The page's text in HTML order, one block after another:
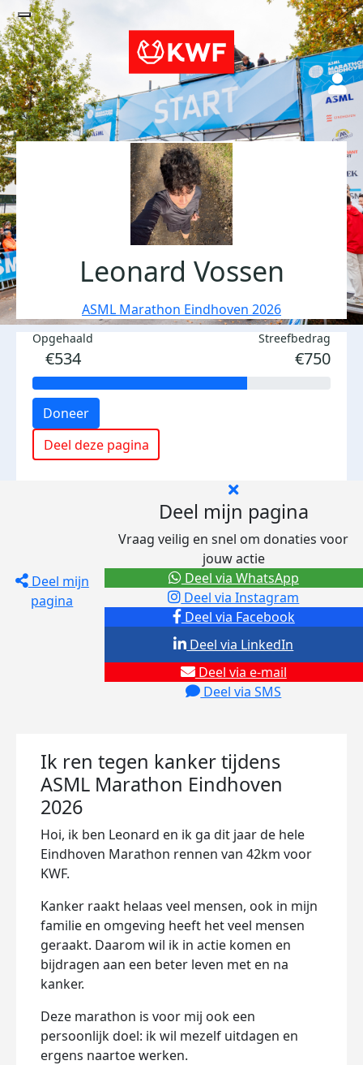
Leonard Vossen
ASML Marathon Eindhoven 2026
Opgehaald
€534
Streefbedrag
€750
Doneer
Deel deze pagina
Deel mijn
pagina
Deel mijn pagina
Vraag veilig en snel om donaties voor
jouw actie
Deel via Facebook
Deel via Instagram
Deel via e-mail
Deel via SMS
Deel via LinkedIn
Deel via WhatsApp
Ik ren tegen kanker tijdens
ASML Marathon Eindhoven
2026
Hoi, ik ben Leonard en ik ga dit jaar de hele
Eindhoven Marathon rennen van 42km voor
KWF.
Kanker raakt helaas veel mensen, ook in mijn
familie en omgeving heeft het veel mensen
geraakt. Daarom wil ik in actie komen en
bijdragen aan een beter leven met en na
kanker.
Deze marathon is voor mij ook een
persoonlijk doel: ik wil mezelf uitdagen en
ergens naartoe werken.